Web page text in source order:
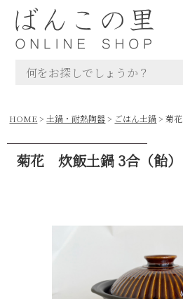
HOME 土鍋・耐熱陶器 ごはん土鍋 菊
菊花 炊飯土鍋 3合（飴）